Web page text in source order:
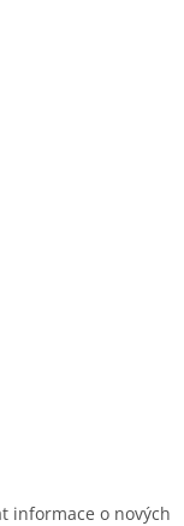
informace o nových